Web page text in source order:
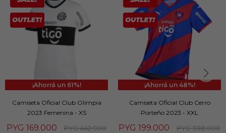
61
Camiseta Oficial Club Olimpia
2023 Femenina - XS
PYG 169.000 PYG 442.000
48
Camiseta Oficial Club Cerro
Porteño 2023 - XXL
PYG 199.000 PYG 388.000